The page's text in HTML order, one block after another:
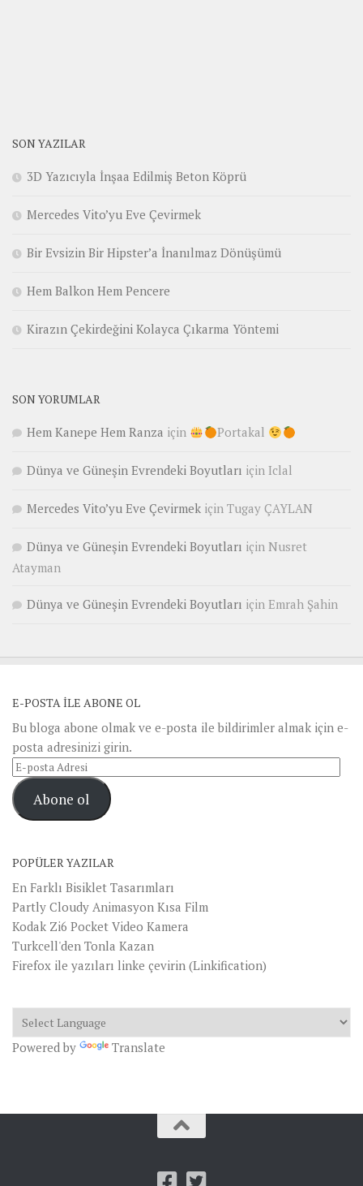
SON YAZILAR
3D Yazıcıyla İnşaa Edilmiş Beton Köprü
Mercedes Vito’yu Eve Çevirmek
Bir Evsizin Bir Hipster’a İnanılmaz Dönüşümü
Hem Balkon Hem Pencere
Kirazın Çekirdeğini Kolayca Çıkarma Yöntemi
SON YORUMLAR
Hem Kanepe Hem Ranza için Portakal
Dünya ve Güneşin Evrendeki Boyutları için Iclal
Mercedes Vito’yu Eve Çevirmek için Tugay ÇAYLAN
Dünya ve Güneşin Evrendeki Boyutları için Nusret
Atayman
Dünya ve Güneşin Evrendeki Boyutları için Emrah Şahin
E-POSTA ILE ABONE OL
Bu bloga abone olmak ve e-posta ile bildirimler almak için e-
posta adresinizi girin.
E-
posta
AdresiAbone ol
POPÜLER YAZILAR
En Farklı Bisiklet Tasarımları
Partly Cloudy Animasyon Kısa Film
Kodak Zi6 Pocket Video Kamera
Turkcell'den Tonla Kazan
Firefox ile yazıları linke çevirin (Linkification)
Powered by Translate